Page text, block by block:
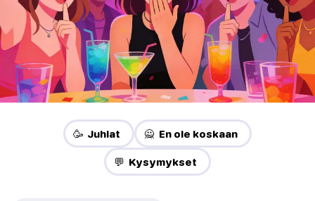
🥳 Juhlat 🙅 En ole koskaan
💬 Kysymykset